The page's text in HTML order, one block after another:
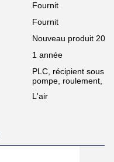
Fournit
Fournit
Nouveau produit 2022
1 année
PLC, récipient sous
pompe, roulement,
L'air